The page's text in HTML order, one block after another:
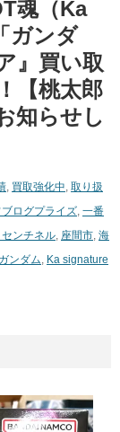
魂（Ka
ガンダ
』買い取
【桃太郎
知らせし
, 買取強化中, 取り扱
ログプライズ, 一番
ンチネル, 座間市, 海
ンダム, Ka signature